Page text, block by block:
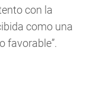
con la
como una
favorable”.